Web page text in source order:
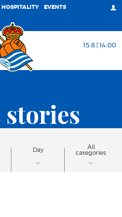
HOSPITALITY EVENTS
15 8 | 14:00
stories
Day
All
categories